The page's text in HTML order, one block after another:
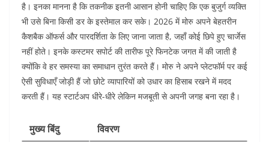
है। इनका मानना है कि तकनीक इतनी आसान होनी चाहिए कि एक बुजुर्ग व्यक्ति
भी उसे बिना किसी डर के इस्तेमाल कर सके। 2026 में मोरु अपने बेहतरीन
कैशबैक ऑफर्स और पारदर्शिता के लिए जाना जाता है, जहाँ कोई छिपे हुए चार्जेस
नहीं होते। इनके कस्टमर सपोर्ट की तारीफ पूरे फिनटेक जगत में की जाती है
क्योंकि वे हर समस्या का समाधान तुरंत करते हैं। मोरु ने अपने प्लेटफॉर्म पर कई
ऐसी सुविधाएँ जोड़ी हैं जो छोटे व्यापारियों को उधार का हिसाब रखने में मदद
करती हैं। यह स्टार्टअप धीरे-धीरे लेकिन मजबूती से अपनी जगह बना रहा है।
मुख्य बिंदु
विवरण